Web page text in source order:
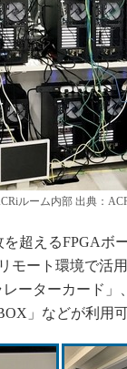
ルーム内部 出典：
超えるFPGAボ
モート環境で活
ーターカード」
」などが利用